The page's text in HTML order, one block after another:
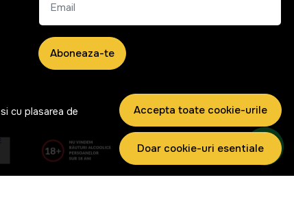
si cu plasarea de
Accepta toate cookie-urile
Doar cookie-uri esentiale
Email
Aboneaza-te